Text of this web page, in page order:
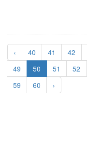
‹ 40 41 42
49
50 51 52
59
60 ›